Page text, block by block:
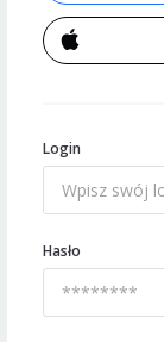
Login
Hasło